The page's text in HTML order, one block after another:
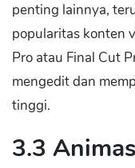
penting lainnya,
popularitas konten
Pro atau Final Cut
mengedit dan
tinggi.
3.3